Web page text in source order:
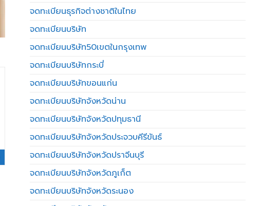
จดทะเบียนธุรกิจต่างชาติในไทย
จดทะเบียนบริษัท
จดทะเบียนบริษัท50เขตในกรุงเทพ
จดทะเบียนบริษัทกระบี่
จดทะเบียนบริษัทขอนแก่น
จดทะเบียนบริษัทจังหวัดน่าน
จดทะเบียนบริษัทจังหวัดปทุมธานี
จดทะเบียนบริษัทจังหวัดประจวบคีรีขันธ์
จดทะเบียนบริษัทจังหวัดปราจีนบุรี
จดทะเบียนบริษัทจังหวัดภูเก็ต
จดทะเบียนบริษัทจังหวัดระนอง